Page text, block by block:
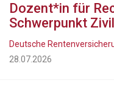
Dozent*in für
Schwerpunkt
Deutsche
28.07.2026